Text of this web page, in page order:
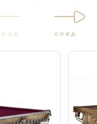
след